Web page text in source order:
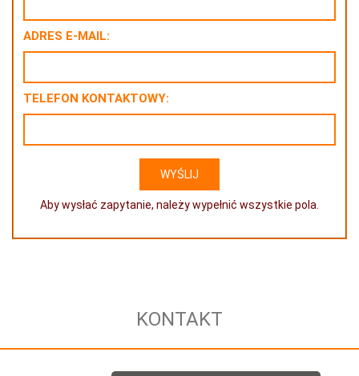
ADRES E-MAIL:
TELEFON KONTAKTOWY:
Aby wysłać zapytanie, należy wypełnić wszystkie pola.
KONTAKT